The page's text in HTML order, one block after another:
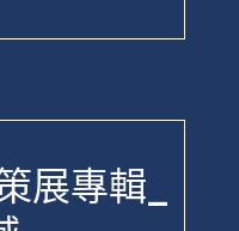
展專輯_